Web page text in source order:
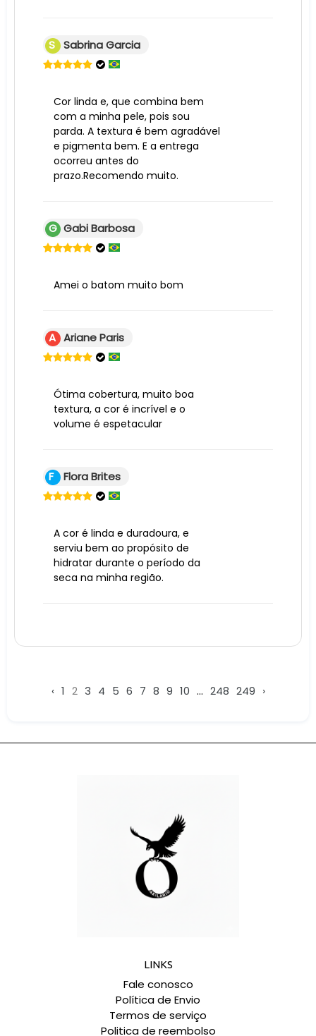
S Sabrina Garcia
Cor linda e, que combina bem
com a minha pele, pois sou
parda. A textura é bem agradável
e pigmenta bem. E a entrega
ocorreu antes do
prazo.Recomendo muito.
G Gabi Barbosa
Amei o batom muito bom
A Ariane Paris
Ótima cobertura, muito boa
textura, a cor é incrível e o
volume é espetacular
F Flora Brites
A cor é linda e duradoura, e
serviu bem ao propósito de
hidratar durante o período da
seca na minha região.
‹ 1 2 3 4 5 6 7 8 9 10 ... 248 249 ›
LINKS
Fale conosco
Política de Envio
Termos de serviço
Politica de reembolso